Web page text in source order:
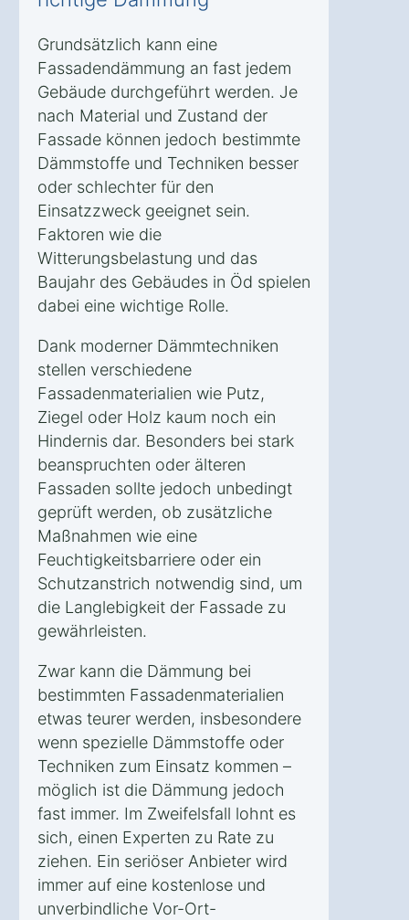
Grundsätzlich kann eine
Fassadendämmung an fast jedem
Gebäude durchgeführt werden. Je
nach Material und Zustand der
Fassade können jedoch bestimmte
Dämmstoffe und Techniken besser
oder schlechter für den
Einsatzzweck geeignet sein.
Faktoren wie die
Witterungsbelastung und das
Baujahr des Gebäudes in Öd spielen
dabei eine wichtige Rolle.
Dank moderner Dämmtechniken
stellen verschiedene
Fassadenmaterialien wie Putz,
Ziegel oder Holz kaum noch ein
Hindernis dar. Besonders bei stark
beanspruchten oder älteren
Fassaden sollte jedoch unbedingt
geprüft werden, ob zusätzliche
Maßnahmen wie eine
Feuchtigkeitsbarriere oder ein
Schutzanstrich notwendig sind, um
die Langlebigkeit der Fassade zu
gewährleisten.
Zwar kann die Dämmung bei
bestimmten Fassadenmaterialien
etwas teurer werden, insbesondere
wenn spezielle Dämmstoffe oder
Techniken zum Einsatz kommen –
möglich ist die Dämmung jedoch
fast immer. Im Zweifelsfall lohnt es
sich, einen Experten zu Rate zu
ziehen. Ein seriöser Anbieter wird
immer auf eine kostenlose und
unverbindliche Vor-Ort-